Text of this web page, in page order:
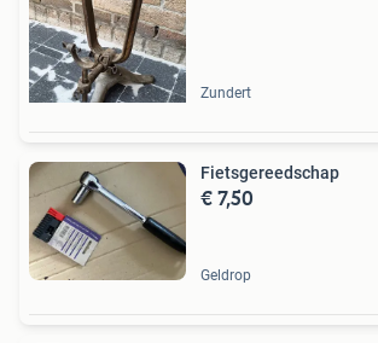
Zundert
Fietsgereedschap
€ 7,50
Geldrop